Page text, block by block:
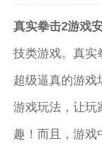
真实拳击2游戏
技类游戏。真实
超级逼真的游戏
游戏玩法，让玩
趣！而且，游戏